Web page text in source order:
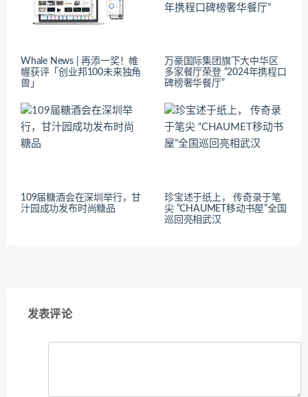
Whale News | 再添一奖！帷
幄获评「创业邦100未来独角
兽」
万豪国际集团旗下大中华区
多家餐厅荣登 “2024年携程口
碑榜奢华餐厅”
109届糖酒会在深圳举行，甘
汁园成功发布时尚糖品
珍宝述于纸上， 传奇录于笔
尖 “CHAUMET移动书屋”全国
巡回亮相武汉
发表评论